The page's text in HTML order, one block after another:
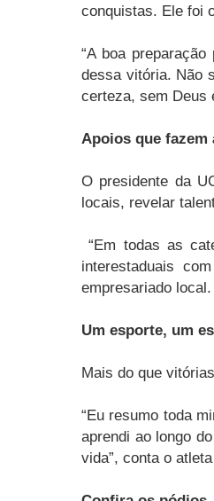
conquistas. Ele foi
“A boa
dessa vitória. Não
certeza, sem Deus
Apoios que fazem
O presidente da
locais, revelar
“Em todas as
interestaduais
empresariado
Um esporte, um
Mais do que
“Eu resumo toda
aprendi ao longo
vida”, conta o